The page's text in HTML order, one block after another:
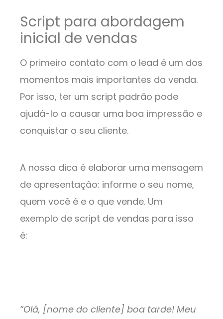
Script para abordagem
inicial de vendas
O primeiro contato com o lead é um dos
momentos mais importantes da venda.
Por isso, ter um script padrão pode
ajudá-lo a causar uma boa impressão e
conquistar o seu cliente.
A nossa dica é elaborar uma mensagem
de apresentação: informe o seu nome,
quem você é e o que vende. Um
exemplo de script de vendas para isso
é:
“Olá, [nome do cliente] boa tarde! Meu